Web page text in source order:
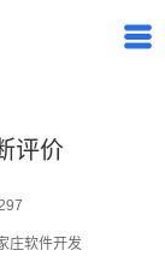
评价
庄软件开发